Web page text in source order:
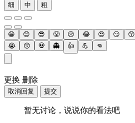
细 中 粗
😁 😊 😎 😤 😥 😂 😍 😏 😙
😭
😚 💀 👻 👍 💪 👊
更换 删除
取消回复 提交
暂无讨论，说说你的看法吧